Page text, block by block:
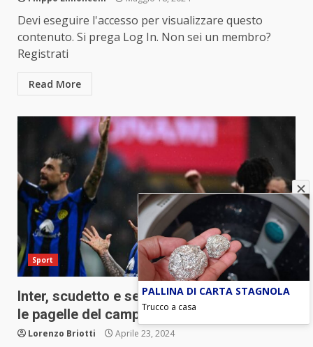
Devi eseguire l'accesso per visualizzare questo
contenuto. Si prega Log In. Non sei un membro?
Registrati
Read More
Sport
Inter, scudetto e seconda stella nel derby:
le pagelle del campionato nerazzurro
Lorenzo Briotti Aprile 23, 2024
PALLINA DI CARTA STAGNOLA
Trucco a casa